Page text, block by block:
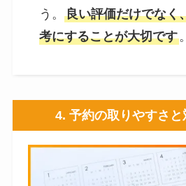
う。良い評価だけでなく
考にすることが大切です。
4. 予約の取りやすさと